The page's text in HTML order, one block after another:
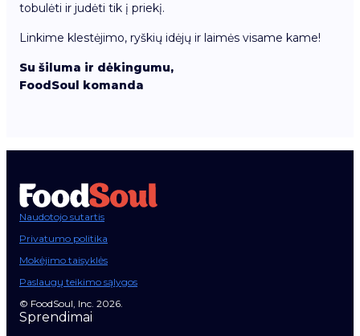
tobulėti ir judėti tik į priekį.
Linkime klestėjimo, ryškių idėjų ir laimės visame kame!
Su šiluma ir dėkingumu,
FoodSoul komanda
Naudotojo sutartis
Privatumo politika
Mokėjimo taisyklės
Paslaugų teikimo sąlygos
© FoodSoul, Inc. 2026.
Sprendimai